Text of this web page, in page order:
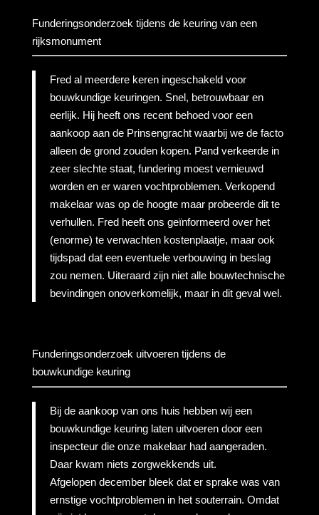
Funderingsonderzoek tijdens de keuring van een
rijksmonument
Fred al meerdere keren ingeschakeld voor
bouwkundige keuringen. Snel, betrouwbaar en
eerlijk. Hij heeft ons recent behoed voor een
aankoop aan de Prinsengracht waarbij we de facto
alleen de grond zouden kopen. Pand verkeerde in
zeer slechte staat, fundering moest vernieuwd
worden en er waren vochtproblemen. Verkopend
makelaar was op de hoogte maar probeerde dit te
verhullen. Fred heeft ons geïnformeerd over het
(enorme) te verwachten kostenplaatje, maar ook
tijdspad dat een eventuele verbouwing in beslag
zou nemen. Uiteraard zijn niet alle bouwtechnische
bevindingen onoverkomelijk, maar in dit geval wel.
Funderingsonderzoek uitvoeren tijdens de
bouwkundige keuring
Bij de aankoop van ons huis hebben wij een
bouwkundige keuring laten uitvoeren door een
inspecteur die onze makelaar had aangeraden.
Daar kwam niets zorgwekkends uit.
Afgelopen december bleek dat er sprake was van
ernstige vochtproblemen in het souterrain. Omdat